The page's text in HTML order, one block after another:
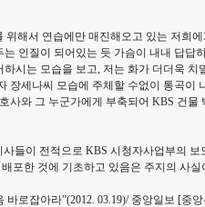
해서 연습에만 매진해오고 있는 저희
인질이 되어있는 듯 가슴이 내내 답
시는 모습을 보고, 저는 화가 더더욱
장세나씨 모습에 주체할 수없이 통곡
사와 그 누군가에게 부축되어 KBS 건
사들이 전적으로 KBS 시청자사업부의
포한 것에 기초하고 있음은 주지의 사
바로잡아라”(2012. 03.19)/ 중앙일보 [